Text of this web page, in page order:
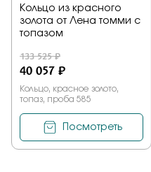
Кольцо из красного
золота от Лена томми с
топазом
133 525 ₽
40 057 ₽
Кольцо, красное золото,
топаз, проба 585
Посмотреть